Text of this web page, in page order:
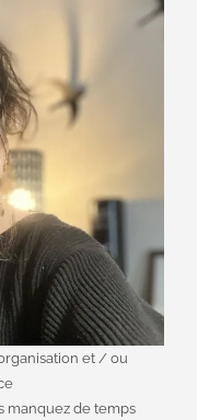
et / ou
manquez de temps